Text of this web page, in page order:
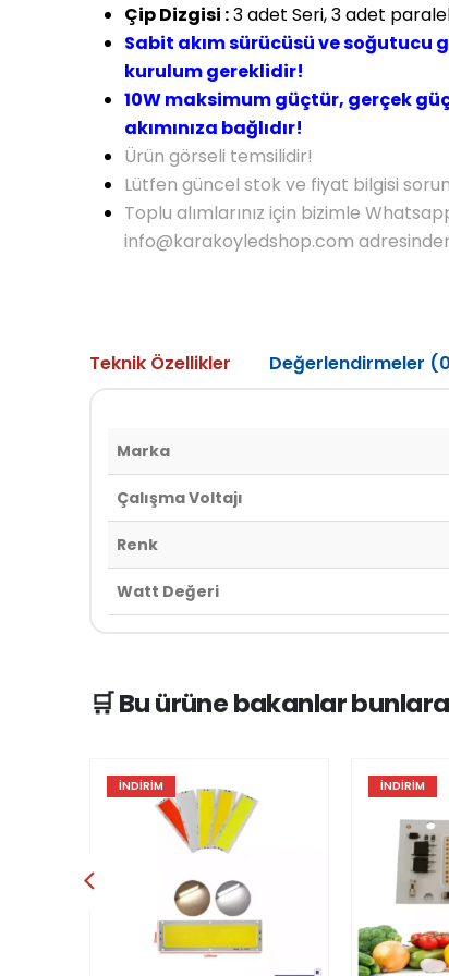
Çip Dizgisi :3 adet Seri, 3 adet
Sabit akım sürücüsü ve soğutucu
kurulum gereklidir!
10W maksimum güçtür, gerçek
akımınıza bağlıdır!
Ürün görseli temsilidir!
Lütfen güncel stok ve fiyat bilgisi
Toplu alımlarınız için bizimle
info@karakoyledshop.com
Teknik Özellikler Değerlendirmeler
Marka
Çalışma Voltajı
Renk
Watt Değeri
🛒 Bu ürüne bakanlar
İNDIRIM İNDIRIM